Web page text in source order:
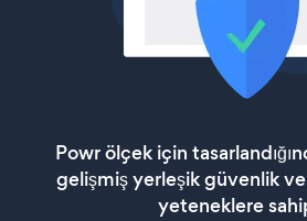
Powr ölçek için
gelişmiş yerleşik güvenlik
yeteneklere